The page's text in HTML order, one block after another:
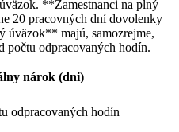
**Zamestnanci na plný
20 pracovných dní dovolenky
úväzok** majú, samozrejme,
počtu odpracovaných hodín.
nárok (dni)
odpracovaných hodín